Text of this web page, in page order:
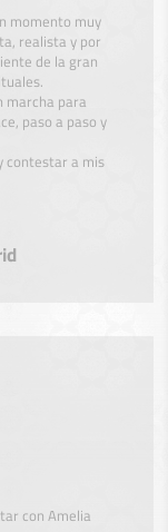
momento muy
realista y por
de la gran
marcha para
paso a paso y
contestar a mis
con Amelia